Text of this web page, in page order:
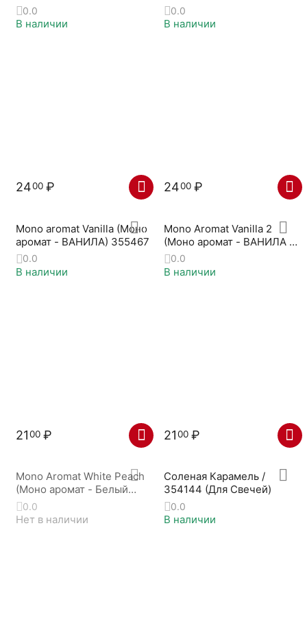
0.0
В наличии
2400 ₽
- КЛУБНИКА) 704106
0.0
В наличии
2400 ₽
Mono aromat Vanilla (Моно
аромат - ВАНИЛА) 355467
0.0
В наличии
2100 ₽
Mono Aromat Vanilla 2
(Моно аромат - ВАНИЛА 2)
444316-A
0.0
В наличии
2100 ₽
Mono Aromat White Peach
(Моно аромат - Белый
персик) / 704147
0.0
Нет в наличии
Соленая Карамель /
354144 (Для Свечей)
0.0
В наличии